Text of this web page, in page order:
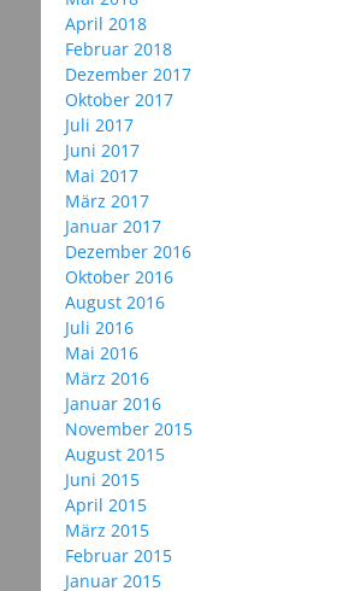
April 2018
Februar 2018
Dezember 2017
Oktober 2017
Juli 2017
Juni 2017
Mai 2017
März 2017
Januar 2017
Dezember 2016
Oktober 2016
August 2016
Juli 2016
Mai 2016
März 2016
Januar 2016
November 2015
August 2015
Juni 2015
April 2015
März 2015
Februar 2015
Januar 2015